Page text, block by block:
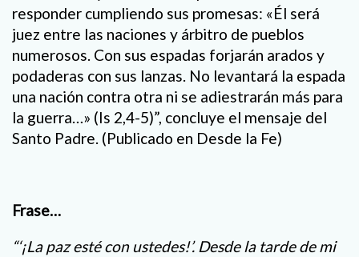
responder cumpliendo sus promesas: «Él será
juez entre las naciones y árbitro de pueblos
numerosos. Con sus espadas forjarán arados y
podaderas con sus lanzas. No levantará la espada
una nación contra otra ni se adiestrarán más para
la guerra…» (Is 2,4-5)”, concluye el mensaje del
Santo Padre. (Publicado en Desde la Fe)
Frase…
“‘¡La paz esté con ustedes!’. Desde la tarde de mi